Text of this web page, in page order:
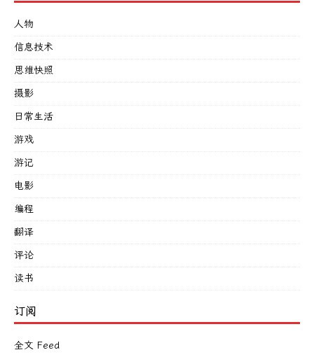
人物
信息技术
思维快照
摄影
日常生活
游戏
游记
电影
编程
翻译
评论
读书
订阅
全文 Feed